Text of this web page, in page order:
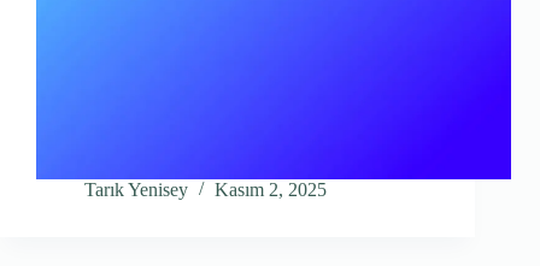
Tarık Yenisey Kasım 2, 2025